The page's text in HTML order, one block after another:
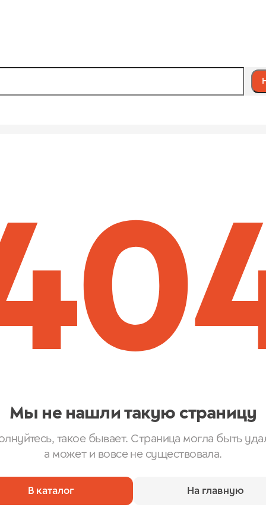
Мы не нашли такую страницу
такое бывает. Страница могла быть
а может и вовсе не существовала.
В каталог На главную